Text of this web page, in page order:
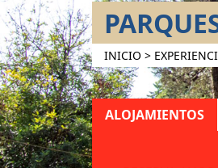
INICIO >
ALOJAMIENTOS